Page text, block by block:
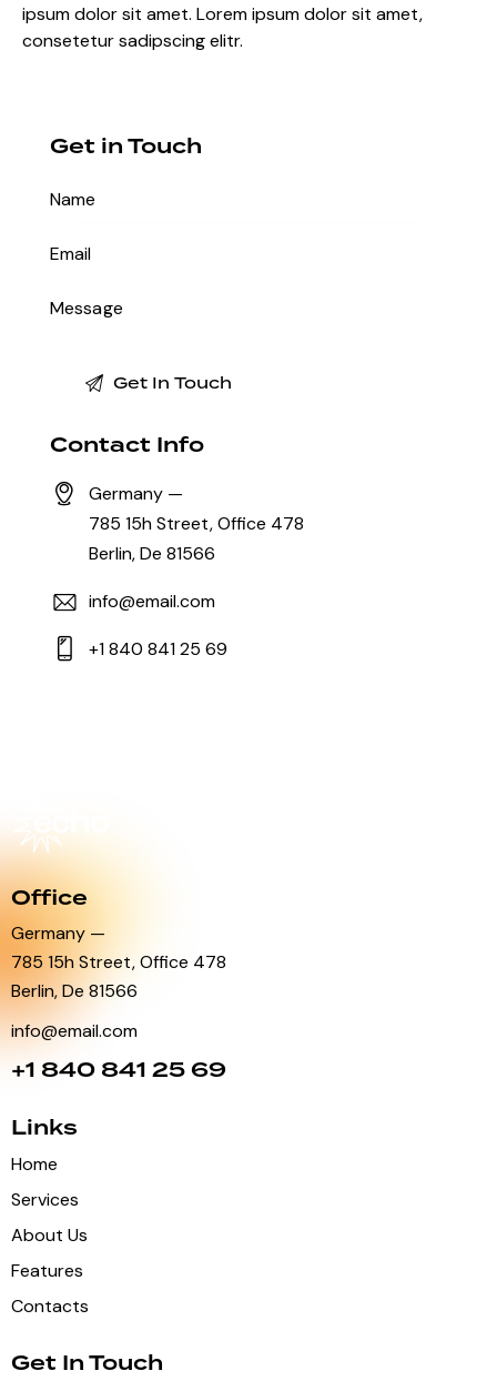
ipsum dolor sit amet. Lorem ipsum dolor sit amet,
consetetur sadipscing elitr.
Get in Touch
Contact Info
Germany —
785 15h Street, Office 478
Berlin, De 81566
info@email.com
+1 840 841 25 69
Office
Germany —
785 15h Street, Office 478
Berlin, De 81566
info@email.com
+1 840 841 25 69
Links
Home
Services
About Us
Features
Contacts
Get In Touch